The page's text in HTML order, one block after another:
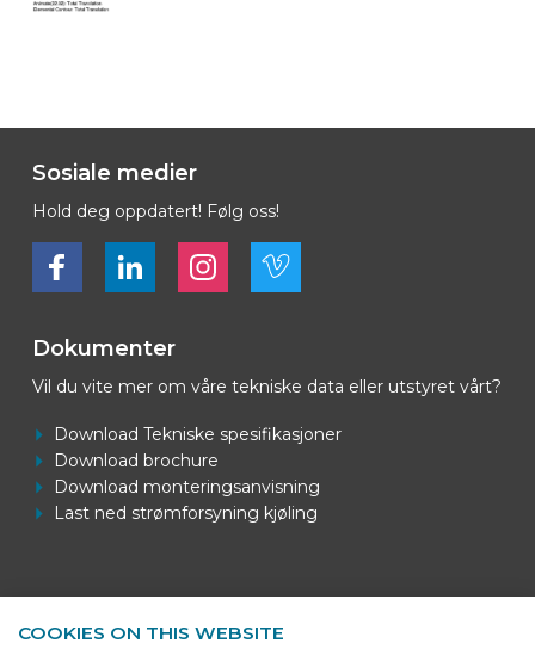
Sosiale medier
Hold deg oppdatert! Følg oss!
Bekijk ons op FacebookBekijk ons op LinkedInBekijk ons op LinkedInBekijk ons op Vimeo
Dokumenter
Vil du vite mer om våre tekniske data eller utstyret vårt?
Download Tekniske spesifikasjoner
Download brochure
Download monteringsanvisning
Last ned strømforsyning kjøling
COOKIES ON THIS WEBSITE